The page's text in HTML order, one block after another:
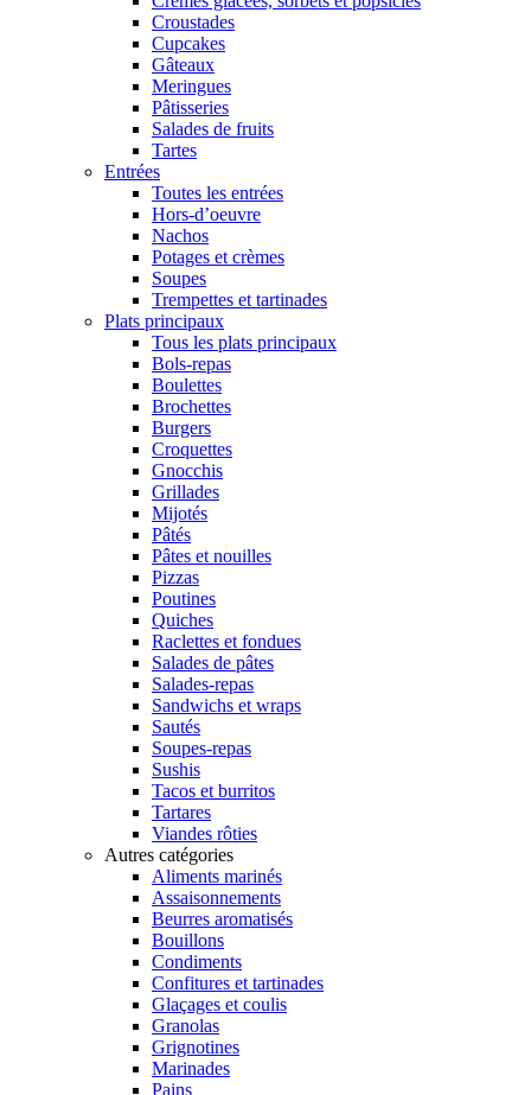
Croustades
Cupcakes
Gâteaux
Meringues
Pâtisseries
Salades de fruits
Tartes
Entrées
Toutes les entrées
Hors-d’oeuvre
Nachos
Potages et crèmes
Soupes
Trempettes et tartinades
Plats principaux
Tous les plats principaux
Bols-repas
Boulettes
Brochettes
Burgers
Croquettes
Gnocchis
Grillades
Mijotés
Pâtés
Pâtes et nouilles
Pizzas
Poutines
Quiches
Raclettes et fondues
Salades de pâtes
Salades-repas
Sandwichs et wraps
Sautés
Soupes-repas
Sushis
Tacos et burritos
Tartares
Viandes rôties
Autres catégories
Aliments marinés
Assaisonnements
Beurres aromatisés
Bouillons
Condiments
Confitures et tartinades
Glaçages et coulis
Granolas
Grignotines
Marinades
Pains